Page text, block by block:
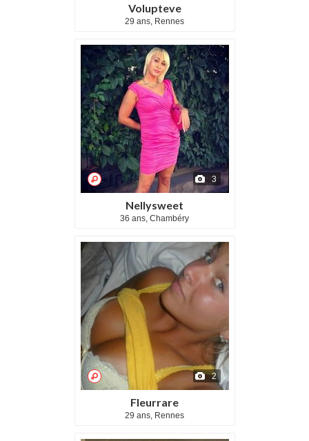
Volupteve
29 ans, Rennes
3
Nellysweet
36 ans, Chambéry
2
Fleurrare
29 ans, Rennes